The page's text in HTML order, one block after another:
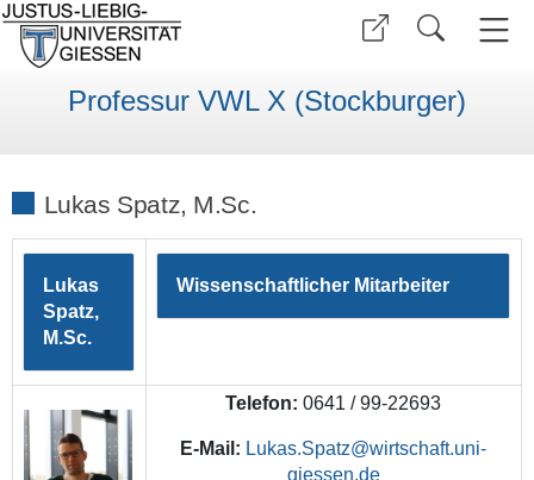
Professur VWL X (Stockburger)
Lukas Spatz, M.Sc.
Lukas
Spatz,
M.Sc.
Wissenschaftlicher Mitarbeiter
Telefon:0641 / 99-22693
E-Mail: Lukas.Spatz